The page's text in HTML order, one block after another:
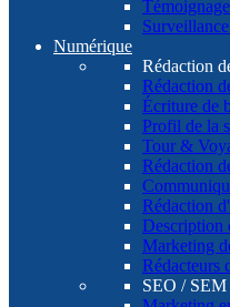
Témoignage
Numérique
Rédaction
Rédaction
Écriture de
Profil de la
Tour &
Rédaction
Rédaction
Description
Marketing
Rédacteurs
SEO / SEM